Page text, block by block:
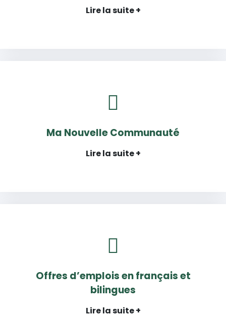
Lire la suite +
Ma Nouvelle Communauté
Lire la suite +
Offres d’emplois en français et
bilingues
Lire la suite +